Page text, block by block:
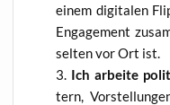
einem digi­ta­len
Enga­ge­ment
sel­ten vor Ort ist.
Ich arbei­te
tern,